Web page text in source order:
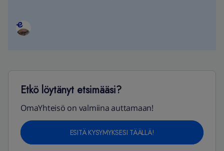
Etkö löytänyt etsimääsi?
OmaYhteisö on valmiina auttamaan!
ESITÄ KYSYMYKSESI TÄÄLLÄ!